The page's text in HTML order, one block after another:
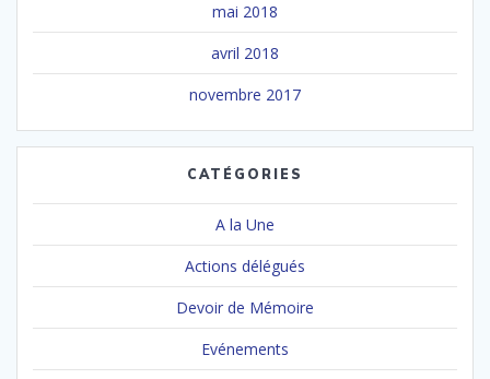
mai 2018
avril 2018
novembre 2017
CATÉGORIES
A la Une
Actions délégués
Devoir de Mémoire
Evénements